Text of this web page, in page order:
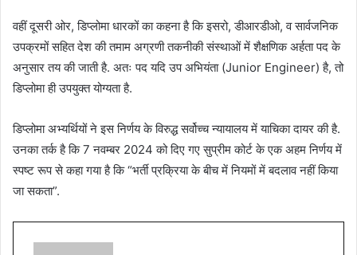
वहीं दूसरी ओर, डिप्लोमा धारकों का कहना है कि इसरो, डीआरडीओ, व सार्वजनिक
उपक्रमों सहित देश की तमाम अग्रणी तकनीकी संस्थाओं में शैक्षणिक अर्हता पद के
अनुसार तय की जाती है. अतः पद यदि उप अभियंता (Junior Engineer) है, तो
डिप्लोमा ही उपयुक्त योग्यता है.
डिप्लोमा अभ्यर्थियों ने इस निर्णय के विरुद्ध सर्वोच्च न्यायालय में याचिका दायर की है.
उनका तर्क है कि 7 नवम्बर 2024 को दिए गए सुप्रीम कोर्ट के एक अहम निर्णय में
स्पष्ट रूप से कहा गया है कि “भर्ती प्रक्रिया के बीच में नियमों में बदलाव नहीं किया
जा सकता”.